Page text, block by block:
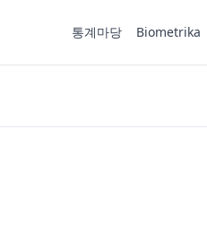
통계마당 Biometrika